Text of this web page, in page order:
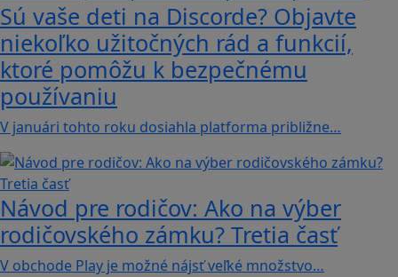
Sú vaše deti na Discorde? Objavte
niekoľko užitočných rád a funkcií,
ktoré pomôžu k bezpečnému
používaniu
V januári tohto roku dosiahla platforma približne…
Návod pre rodičov: Ako na výber
rodičovského zámku? Tretia časť
V obchode Play je možné nájsť veľké množstvo…